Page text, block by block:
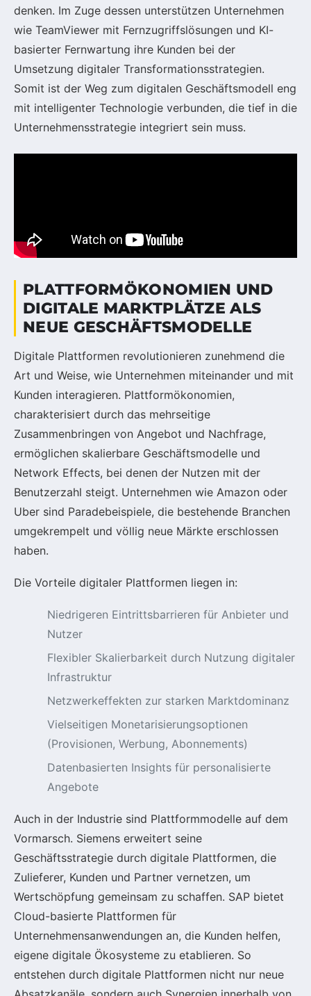
denken. Im Zuge dessen unterstützen Unternehmen
wie TeamViewer mit Fernzugriffslösungen und KI-
basierter Fernwartung ihre Kunden bei der
Umsetzung digitaler Transformationsstrategien.
Somit ist der Weg zum digitalen Geschäftsmodell eng
mit intelligenter Technologie verbunden, die tief in die
Unternehmensstrategie integriert sein muss.
PLATTFORMÖKONOMIEN UND
DIGITALE MARKTPLÄTZE ALS
NEUE GESCHÄFTSMODELLE
Digitale Plattformen revolutionieren zunehmend die
Art und Weise, wie Unternehmen miteinander und mit
Kunden interagieren. Plattformökonomien,
charakterisiert durch das mehrseitige
Zusammenbringen von Angebot und Nachfrage,
ermöglichen skalierbare Geschäftsmodelle und
Network Effects, bei denen der Nutzen mit der
Benutzerzahl steigt. Unternehmen wie Amazon oder
Uber sind Paradebeispiele, die bestehende Branchen
umgekrempelt und völlig neue Märkte erschlossen
haben.
Die Vorteile digitaler Plattformen liegen in:
Niedrigeren Eintrittsbarrieren für Anbieter und
Nutzer
Flexibler Skalierbarkeit durch Nutzung digitaler
Infrastruktur
Netzwerkeffekten zur starken Marktdominanz
Vielseitigen Monetarisierungsoptionen
(Provisionen, Werbung, Abonnements)
Datenbasierten Insights für personalisierte
Angebote
Auch in der Industrie sind Plattformmodelle auf dem
Vormarsch. Siemens erweitert seine
Geschäftsstrategie durch digitale Plattformen, die
Zulieferer, Kunden und Partner vernetzen, um
Wertschöpfung gemeinsam zu schaffen. SAP bietet
Cloud-basierte Plattformen für
Unternehmensanwendungen an, die Kunden helfen,
eigene digitale Ökosysteme zu etablieren. So
entstehen durch digitale Plattformen nicht nur neue